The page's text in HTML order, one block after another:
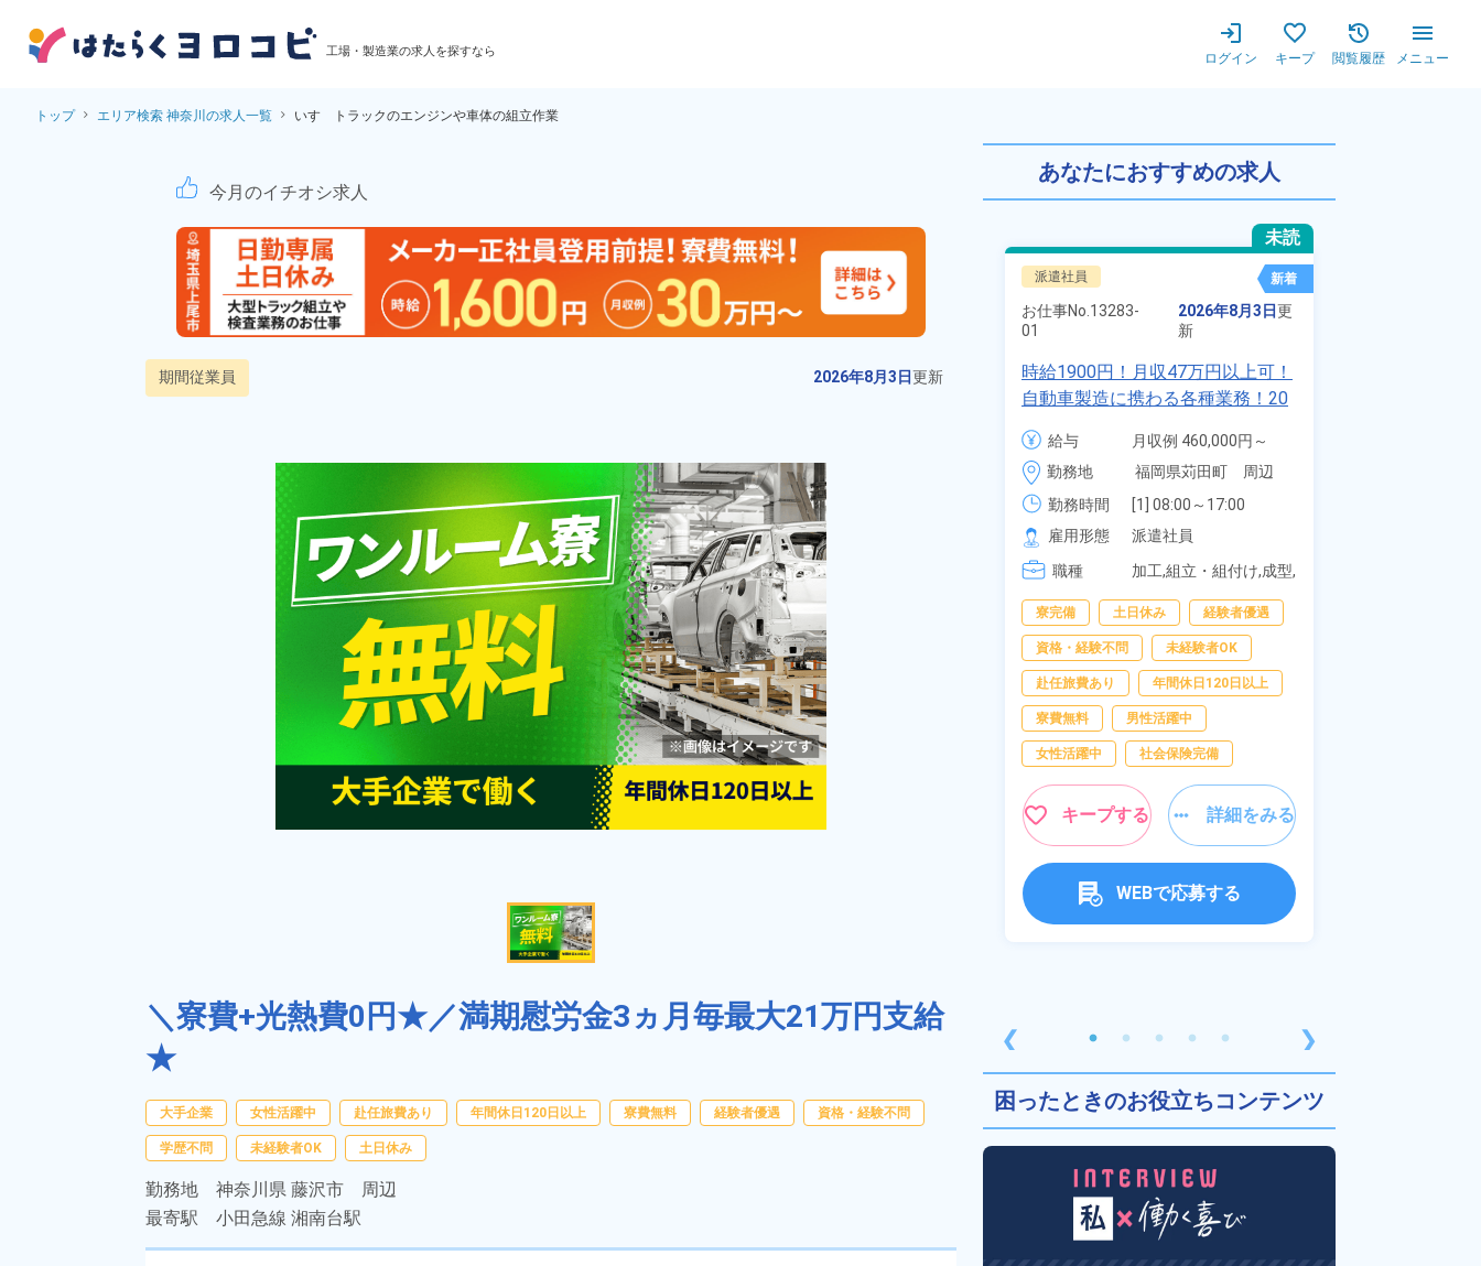
工場・製造業の求人を探すなら ログイン キープ 閲覧履歴 メニュー
トップ エリア検索 神奈川の求人一覧 いすゞトラックのエンジンや車体の組立作業
いすゞ自動車株式会社 【臨時従業員 募集】満期慰労金最大21万円！赴任手当20
今月のイチオシ求人
期間従業員 2026年8月3日更新
＼寮費+光熱費0円★／満期慰労金3ヵ月毎最大21万円支給
★
大手企業 女性活躍中 赴任旅費あり 年間休日120日以上 寮費無料 経験者優遇 資格・経験不問
学歴不問 未経験者OK 土日休み
勤務地 神奈川県 藤沢市 周辺
最寄駅 小田急線 湘南台駅
あなたにおすすめの求人
❮
未読
派遣社員
お仕事No.10996-
04
2026年8月3日
空圧機器の組立や検査作業！【月
収例32万円以上】未経験歓迎◎20
堂利用可◎日払い制度あり★マイ
カー通勤可＆無料駐車場有《茨城
県常総市》
時給 1,700円～1,700円
勤務地
茨城県常総市　周辺
勤務時間
08:30～17:15
雇用形態
派遣社員
職種
組立・組付け,検査
未経験者OK 男性活躍中
女性活躍中 経験者優遇
資格・経験不問 土日祝休み
社会保険完備 寮完備
赴任旅費あり 寮費無料
キープする
未読
派遣社員 新着
お仕事No. 13283-
01
2026年8月3日更
新
時給1900円！月収47万円以上可！
自動車製造に携わる各種業務！20
代～40代の男女活躍中★ワンルー
ム寮無料！マイカー通勤OK！無料
駐車場あり！赴任旅費会社負担！
社員食堂あり！日払いあり！土日
休み！特別賞与90万円支給！《福
岡県京都郡苅田町》
給与
月収例 460,000円～
480,000円
時給 1,900円～1,900円
勤務地
福岡県苅田町　周辺
勤務時間
[1] 08:00～17:00
[2] 20:00～05:00
[3] 06:30～15:00
[4] 14:30～23:00
雇用形態
派遣社員
職種
加工,組立・組付け,成型,
オペレーター,部品供
給・充填・運搬,検査,物
流・配送
寮完備 土日休み 経験者優遇
資格・経験不問 未経験者OK
赴任旅費あり 年間休日120日以上
寮費無料 男性活躍中
女性活躍中 社会保険完備
キープする 詳細をみる
WEBで応募する
❯
困ったときのお役立ちコンテンツ